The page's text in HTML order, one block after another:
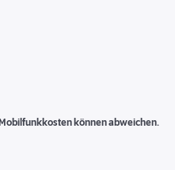
können abweichen.